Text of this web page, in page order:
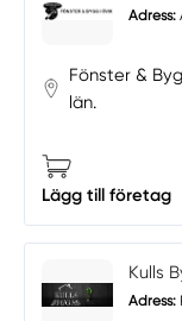
Adress:
Fönster &
län.
Lägg till företag
Kulls
Adress: